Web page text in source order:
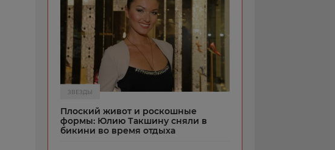
ЗВЕЗДЫ
Плоский живот и роскошные
формы: Юлию Такшину сняли в
бикини во время отдыха